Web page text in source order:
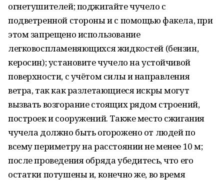
огнетушителей; поджигайте чучело с
подветренной стороны и с помощью факела, при
этом запрещено использование
легковоспламеняющихся жидкостей (бензин,
керосин); установите чучело на устойчивой
поверхности, с учётом силы и направления
ветра, так как разлетающиеся искры могут
вызвать возгорание стоящих рядом строений,
построек и сооружений. Также место сжигания
чучела должно быть огорожено от людей по
всему периметру на расстоянии не менее 10 м;
после проведения обряда убедитесь, что его
остатки потушены и, конечно же, во время